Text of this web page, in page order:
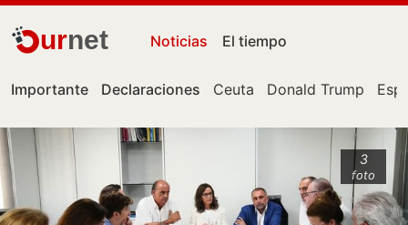
urnet Noticias El tiempo
Importante Declaraciones Ceuta Donald Trump
3
foto